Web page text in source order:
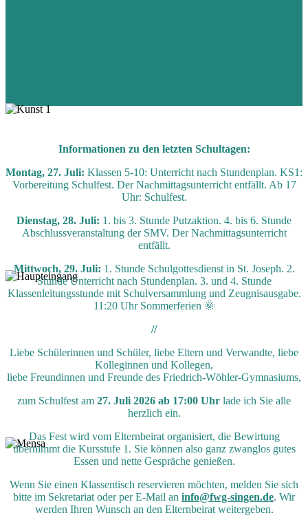
Informationen zu den letzten Schultagen:
Montag, 27. Juli: Klassen 5-10: Unterricht nach Stundenplan. KS1:
Vorbereitung Schulfest. Der Nachmittagsunterricht entfällt. Ab 17
Uhr: Schulfest.
Dienstag, 28. Juli: 1. bis 3. Stunde Putzaktion. 4. bis 6. Stunde
Abschlussveranstaltung der SMV. Der Nachmittagsunterricht
entfällt.
Mittwoch, 29. Juli: 1. Stunde Schulgottesdienst in St. Joseph. 2.
Stunde Unterricht nach Stundenplan. 3. und 4. Stunde
Klassenleitungsstunde mit Schulversammlung und Zeugnisausgabe.
11:20 Uhr Sommerferien 🌞
//
Liebe Schülerinnen und Schüler, liebe Eltern und Verwandte, liebe
Kolleginnen und Kollegen,
liebe Freundinnen und Freunde des Friedrich-Wöhler-Gymnasiums,
zum Schulfest am 27. Juli 2026 ab 17:00 Uhr lade ich Sie alle
herzlich ein.
Das Fest wird vom Elternbeirat organisiert, die Bewirtung
übernimmt die Kursstufe 1. Sie können also ganz zwanglos gutes
Essen und nette Gespräche genießen.
Wenn Sie einen Klassentisch reservieren möchten, melden Sie sich
bitte im Sekretariat oder per E-Mail an info@fwg-singen.de. Wir
werden Ihren Wunsch an den Elternbeirat weitergeben.